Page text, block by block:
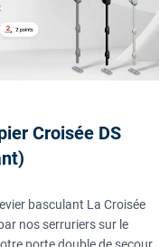
Croisée DS
basculant La Croisée
nos serruriers sur le